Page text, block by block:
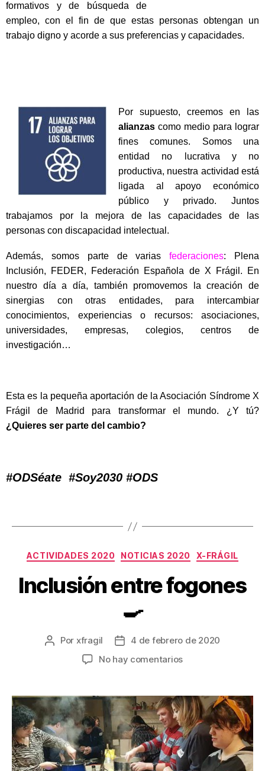
formativos y de búsqueda de
empleo, con el fin de que estas personas obtengan un
trabajo digno y acorde a sus preferencias y capacidades.
Por supuesto, creemos en las
alianzas como medio para lograr
fines comunes. Somos una
entidad no lucrativa y no
productiva, nuestra actividad está
ligada al apoyo económico
público y privado. Juntos
trabajamos por la mejora de las capacidades de las
personas con discapacidad intelectual.
Además, somos parte de variasfederaciones: Plena
Inclusión, FEDER, Federación Española de X Frágil. En
nuestro día a día, también promovemos la creación de
sinergias con otras entidades, para intercambiar
conocimientos, experiencias o recursos: asociaciones,
universidades, empresas, colegios, centros de
investigación…
Esta es la pequeña aportación de la Asociación Síndrome X
Frágil de Madrid para transformar el mundo. ¿Y tú?
¿Quieres ser parte del cambio?
#ODSéate #Soy2030 #ODS
ACTIVIDADES 2020 NOTICIAS 2020 X-FRÁGIL
Inclusión entre fogones
🍳
Por xfragil
4 de febrero de 2020
No hay comentarios